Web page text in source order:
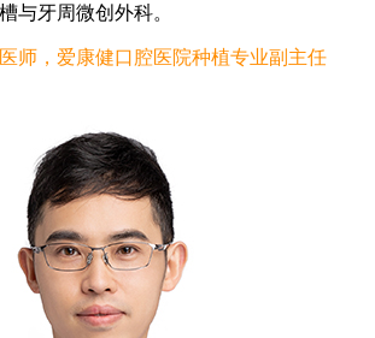
与牙周微创外科。
，爱康健口腔医院种植专业副主任